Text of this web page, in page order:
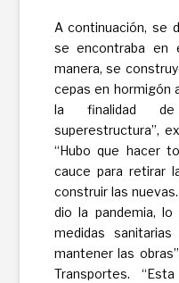
A continuación, se
se encontraba en
manera, se
cepas en hormigón
la finalidad
superestructura”,
“Hubo que hacer
cauce para retirar
construir las
dio la pandemia,
medidas
mantener las
Transportes.